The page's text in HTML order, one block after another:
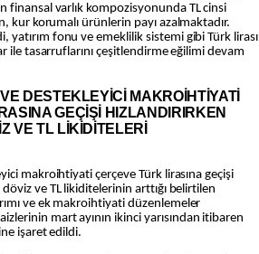
finansal varlık kompozisyonunda TL cinsi
kur korumalı ürünlerin payı azalmaktadır.
yatırım fonu ve emeklilik sistemi gibi Türk lirası
ile tasarruflarını çeşitlendirme eğilimi devam
DESTEKLEYİCİ MAKROİHTİYATİ
GEÇİŞİ HIZLANDIRIRKEN
VE TL LİKİDİTELERİ
makroihtiyati çerçeve Türk lirasına geçişi
döviz ve TL likiditelerinin arttığı belirtilen
ve ek makroihtiyati düzenlemeler
mart ayının ikinci yarısından itibaren
işaret edildi.